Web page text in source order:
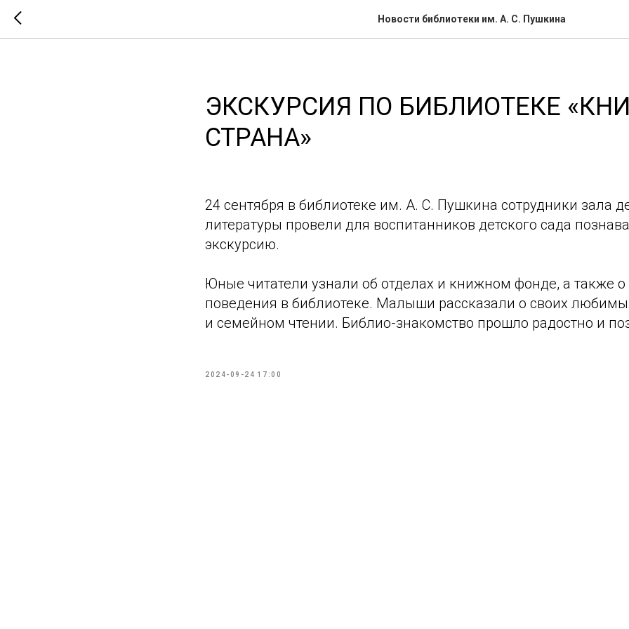
Новости библиотеки им. А. С. Пушкина
ЭКСКУРСИЯ ПО БИБЛИОТЕКЕ
СТРАНА»
24 сентября в библиотеке им. А. С. Пушкина сотрудники зала
литературы провели для воспитанников детского сада
экскурсию.
Юные читатели узнали об отделах и книжном фонде, а также о
поведения в библиотеке. Малыши рассказали о своих
и семейном чтении. Библио-знакомство прошло радостно и
2024-09-24 17:00